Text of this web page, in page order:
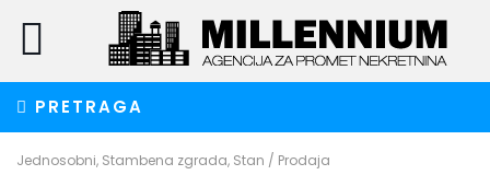
PRETRAGA
Jednosobni, Stambena zgrada, Stan / Prodaja